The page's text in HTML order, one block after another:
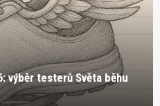
výběr testerů Světa běhu